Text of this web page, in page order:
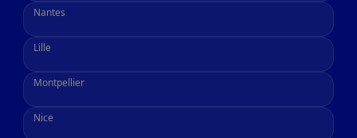
Nantes
Lille
Montpellier
Nice